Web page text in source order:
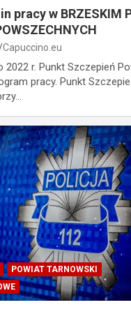
pracy w BRZESKIM
Capuccino.eu
2022 r. Punkt Szczepień
pracy. Punkt
POWIAT TARNOWSKI